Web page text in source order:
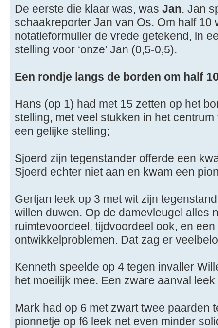
De eerste die klaar was, was Jan. Jan
schaakreporter Jan van Os. Om half 10
notatieformulier de vrede getekend, in
stelling voor ‘onze’ Jan (0,5-0,5).
Een rondje langs de borden om half
Hans (op 1) had met 15 zetten op het
stelling, met veel stukken in het
een gelijke stelling;
Sjoerd zijn tegenstander offerde een
Sjoerd echter niet aan en kwam een
Gertjan leek op 3 met wit zijn
willen duwen. Op de damevleugel alles
ruimtevoordeel, tijdvoordeel ook, en
ontwikkelproblemen. Dat zag er
Kenneth speelde op 4 tegen invaller
het moeilijk mee. Een zware aanval
Mark had op 6 met zwart twee paarden
pionnetje op f6 leek net even minder